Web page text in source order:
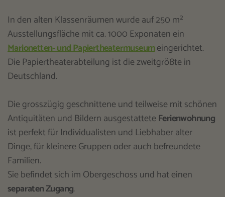
In den alten Klassenräumen wurde auf 250 m²
Ausstellungsfläche mit ca. 1000 Exponaten ein
Marionetten- und Papiertheatermuseumeingerichtet.
Die Papiertheaterabteilung ist die zweitgrößte in
Deutschland.
Die grosszügig geschnittene und teilweise mit schönen
Antiquitäten und Bildern ausgestattete Ferienwohnung
ist perfekt für Individualisten und Liebhaber alter
Dinge, für kleinere Gruppen oder auch befreundete
Familien.
Sie befindet sich im Obergeschoss und hat einen
separaten Zugang.